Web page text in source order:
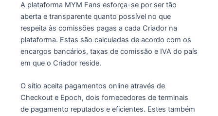
A plataforma MYM Fans esforça-se por ser tão
aberta e transparente quanto possível no que
respeita às comissões pagas a cada Criador na
plataforma. Estas são calculadas de acordo com os
encargos bancários, taxas de comissão e IVA do país
em que o Criador reside.
O sítio aceita pagamentos online através de
Checkout e Epoch, dois fornecedores de terminais
de pagamento reputados e eficientes. Estes também